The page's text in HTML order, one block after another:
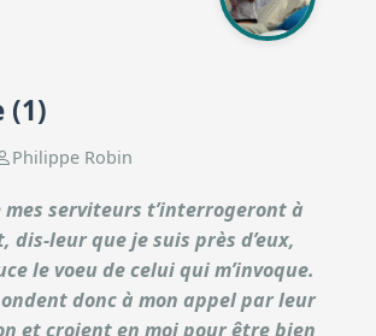
(1)
Philippe Robin
mes serviteurs t’interrogeront à
dis-leur que je suis près d’eux,
le voeu de celui qui m’invoque.
donc à mon appel par leur
et croient en moi pour être bien